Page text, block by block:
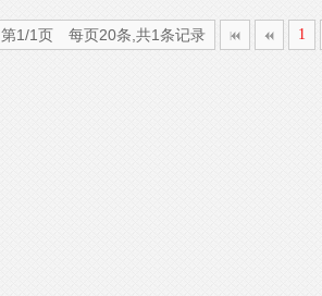
第1/1页 每页20条,共1条记录 1